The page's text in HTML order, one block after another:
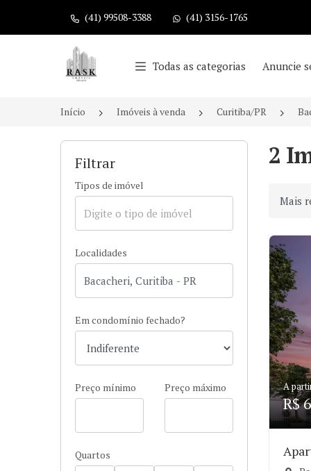
(41) 99508-3388 (41) 3156-1765
Página inicial
Todas as categorias Anuncie
Início Imóveis à venda Curitiba/PR
Filtrar
Tipos de imóvel
Localidades
Em condomínio fechado?
Preço mínimo Preço máximo
Quartos
2
A
R$